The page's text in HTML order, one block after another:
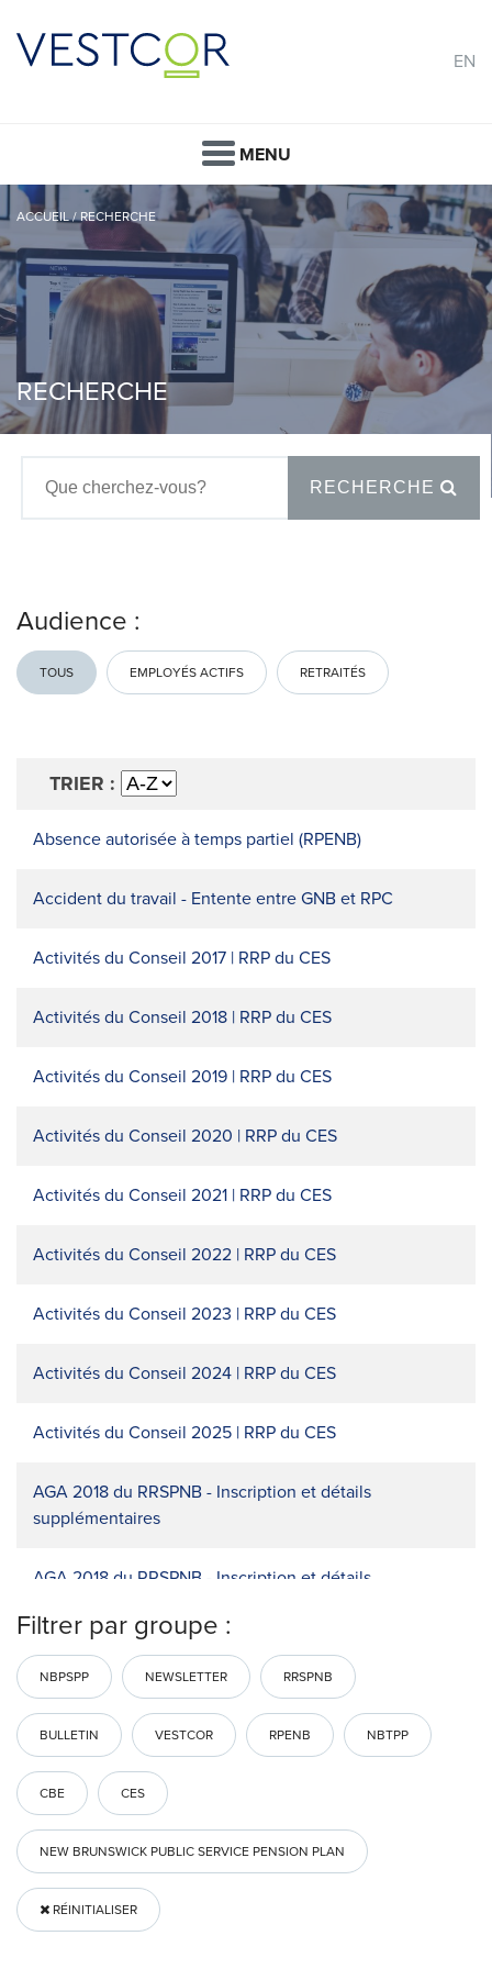
EN
MENU
ACCUEIL/RECHERCHE
RECHERCHE
RECHERCHE
Audience :
TOUS EMPLOYÉS ACTIFS RETRAITÉS
TRIER :
Absence autorisée à temps partiel (RPENB)
Accident du travail - Entente entre GNB et RPC
Activités du Conseil 2017 | RRP du CES
Activités du Conseil 2018 | RRP du CES
Activités du Conseil 2019 | RRP du CES
Activités du Conseil 2020 | RRP du CES
Activités du Conseil 2021 | RRP du CES
Activités du Conseil 2022 | RRP du CES
Activités du Conseil 2023 | RRP du CES
Activités du Conseil 2024 | RRP du CES
Activités du Conseil 2025 | RRP du CES
AGA 2018 du RRSPNB - Inscription et détails
supplémentaires
AGA 2018 du RRSPNB - Inscription et détails
Aperçu de la philosophie de rémunération de Vestcor
Aperçu du programme des marchés privés et de
coinvestissement
Assemblée annuelle d’information du RPENB de cette
année
Assemblée annuelle d’information du RRSPNB de cette
année
Filtrer par groupe :
NBPSPP NEWSLETTER RRSPNB
BULLETIN VESTCOR RPENB NBTPP
CBE CES
NEW BRUNSWICK PUBLIC SERVICE PENSION PLAN
RÉINITIALISER